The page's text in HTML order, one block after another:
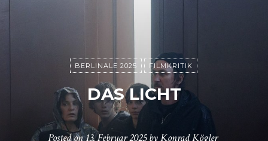
BERLINALE 2025 FILMKRITIK
DAS LICHT
Posted on13. Februar 2025 byKonrad Kögler